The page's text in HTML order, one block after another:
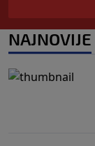
NAJNOVIJE